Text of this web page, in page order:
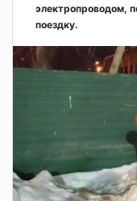
электропроводом,
поездку.